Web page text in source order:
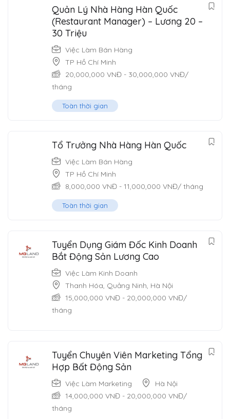
Quản Lý Nhà Hàng Hàn Quốc
(Restaurant Manager) – Lương 20 –
30 Triệu
Việc Làm Bán Hàng
TP Hồ Chí Minh
20,000,000 VNĐ - 30,000,000 VNĐ/
tháng
Toàn thời gian
Tổ Trưởng Nhà Hàng Hàn Quốc
Việc Làm Bán Hàng
TP Hồ Chí Minh
8,000,000 VNĐ - 11,000,000 VNĐ/ tháng
Toàn thời gian
Tuyển Dụng Giám Đốc Kinh Doanh
Bắt Động Sản Lương Cao
Việc Làm Kinh Doanh
Thanh Hóa, Quảng Ninh, Hà Nội
15,000,000 VNĐ - 20,000,000 VNĐ/
tháng
Tuyển Chuyên Viên Marketing Tổng
Hợp Bất Động Sản
Việc Làm Marketing
Hà Nội
14,000,000 VNĐ - 20,000,000 VNĐ/
tháng